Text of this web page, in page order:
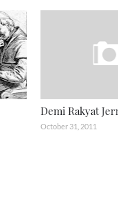
Demi Rakyat
October 31, 2011